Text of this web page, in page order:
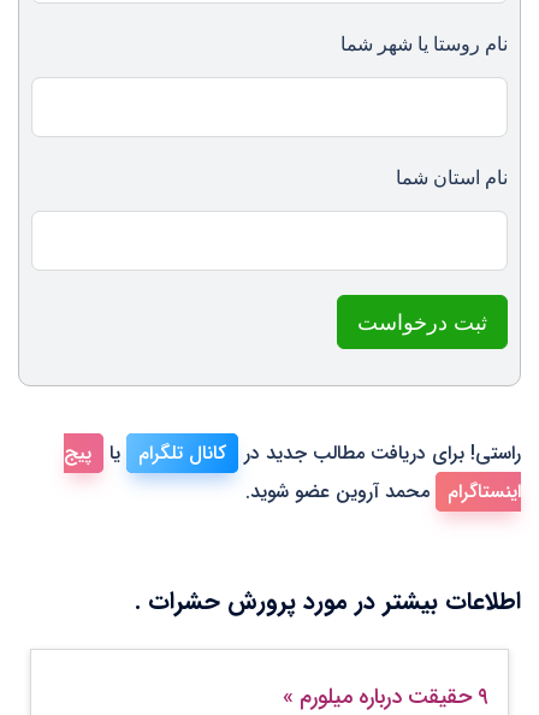
نام روستا یا شهر شما
نام استان شما
ثبت درخواست
راستی! برای دریافت مطالب جدید در کانال تلگرام یا پیج
اینستاگرام
محمد آروین عضو شوید.
اطلاعات بیشتر در مورد پرورش حشرات .
۹ حقیقت درباره میلورم »